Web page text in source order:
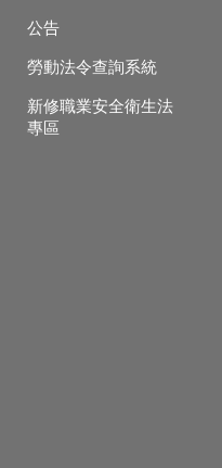
公告
勞動法令查詢系統
新修職業安全衛生法
專區